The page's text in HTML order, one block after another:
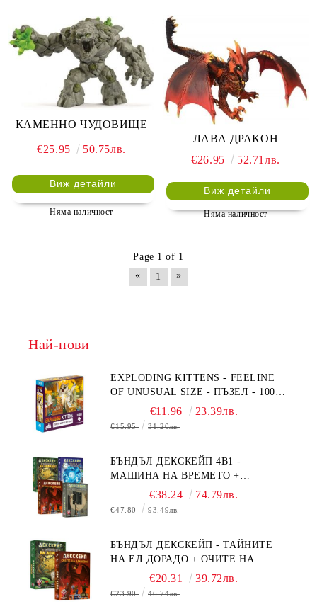
КАМЕННО ЧУДОВИЩЕ
€25.95 50.75лв.
Виж детайли
Няма наличност
ЛАВА ДРАКОН
€26.95
52.71лв.
Виж детайли
Няма наличност
Page 1 of 1
«
1 »
Най-нови
EXPLODING KITTENS - FEELINE
OF UNUSUAL SIZE - ПЪЗЕЛ - 1000
ЧАСТИ - ПРЕОЦЕНЕН - СРЕДНА
ПОВРЕДА НА КУТИЯТА
€11.96 23.39лв.
€15.95 31.20лв.
БЪНДЪЛ ДЕКСКЕЙП 4В1 -
МАШИНА НА ВРЕМЕТО +
БЯГСТВО ОТ АЛКАТРАЗ +
ТАЙНИТЕ НА ЕЛ ДОРАДО +
€38.24 74.79лв.
€47.80 93.49лв.
БЪНДЪЛ ДЕКСКЕЙП - ТАЙНИТЕ
НА ЕЛ ДОРАДО + ОЧИТЕ НА
ДРАКОНА€20.31 39.72лв.
€23.90 46.74лв.